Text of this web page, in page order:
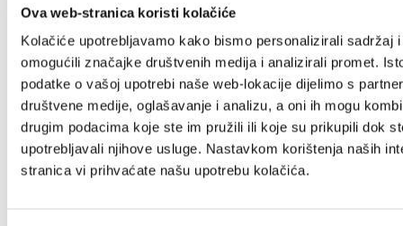
Ova web-stranica koristi kolačiće
Kolačiće upotrebljavamo kako bismo personalizirali sadržaj
omogućili značajke društvenih medija i analizirali promet.
podatke o vašoj upotrebi naše web-lokacije dijelimo s
društvene medije, oglašavanje i analizu, a oni ih mogu
drugim podacima koje ste im pružili ili koje su prikupili dok
upotrebljavali njihove usluge. Nastavkom korištenja naših
stranica vi prihvaćate našu upotrebu kolačića.
Put Štalija 24, 21217 Kaštel Stari
+385996565132
cuk.damir@gmail.com
Damir Ezgeta